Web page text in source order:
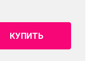
КУПИТЬ